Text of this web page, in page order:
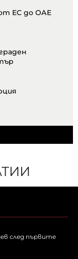
ЕС до ОАЕ
след първите